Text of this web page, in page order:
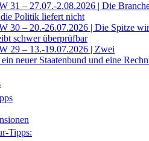
31 – 27.07.-2.08.2026 | Die
Politik liefert nicht
30 – 20.-26.07.2026 | Die Spitze
schwer überprüfbar
29 – 13.-19.07.2026 | Zwei
neuer Staatenbund und eine
Tipps: